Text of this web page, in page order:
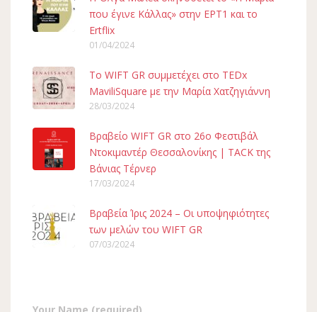
που έγινε Κάλλας» στην ΕΡΤ1 και το
Ertflix
01/04/2024
To WIFT GR συμμετέχει στο TEDx
MaviliSquare με την Μαρία Χατζηγιάννη
28/03/2024
Βραβείο WIFT GR στο 26ο Φεστιβάλ
Ντοκιμαντέρ Θεσσαλονίκης | TACK της
Βάνιας Τέρνερ
17/03/2024
Βραβεία Ίρις 2024 – Οι υποψηφιότητες
των μελών του WIFT GR
07/03/2024